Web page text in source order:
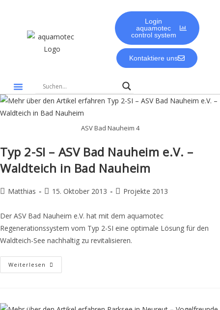
Login
aquamotec
control system
Kontaktiere uns
ASV Bad Nauheim 4
Typ 2-SI – ASV Bad Nauheim e.V. –
Waldteich in Bad Nauheim
Matthias 15. Oktober 2013 Projekte 2013
Der ASV Bad Nauheim e.V. hat mit dem aquamotec
Regenerationssystem vom Typ 2-SI eine optimale Lösung für den
Waldteich-See nachhaltig zu revitalisieren.
Weiterlesen